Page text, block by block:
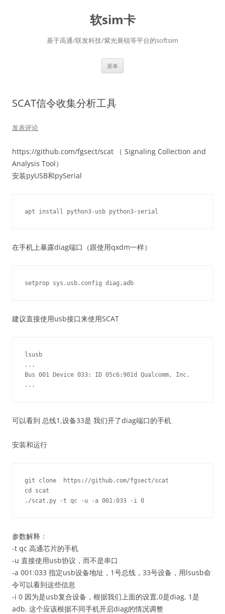
软sim卡
基于高通/联发科技/紫光展锐等平台的softsim
菜单
SCAT信令收集分析工具
发表评论
https://github.com/fgsect/scat （ Signaling Collection and
Analysis Tool）
安装pyUSB和pySerial
在手机上暴露diag端口（跟使用qxdm一样）
建议直接使用usb接口来使用SCAT
lsusb
...
Bus 001 Device 033: ID 05c6:901d Qualcomm, Inc.
可以看到 总线1,设备33是 我们开了diag端口的手机
安装和运行
git clone  https://github.com/fgsect/scat
cd scat
参数解释：
-t qc 高通芯片的手机
-u 直接使用usb协议，而不是串口
-a 001:033 指定usb设备地址，1号总线，33号设备，用lsusb命
令可以看到这些信息
-i 0 因为是usb复合设备，根据我们上面的设置,0是diag, 1是
adb. 这个应该根据不同手机开启diag的情况调整